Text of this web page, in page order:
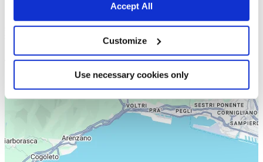
Accept All
Customize
Use necessary cookies only